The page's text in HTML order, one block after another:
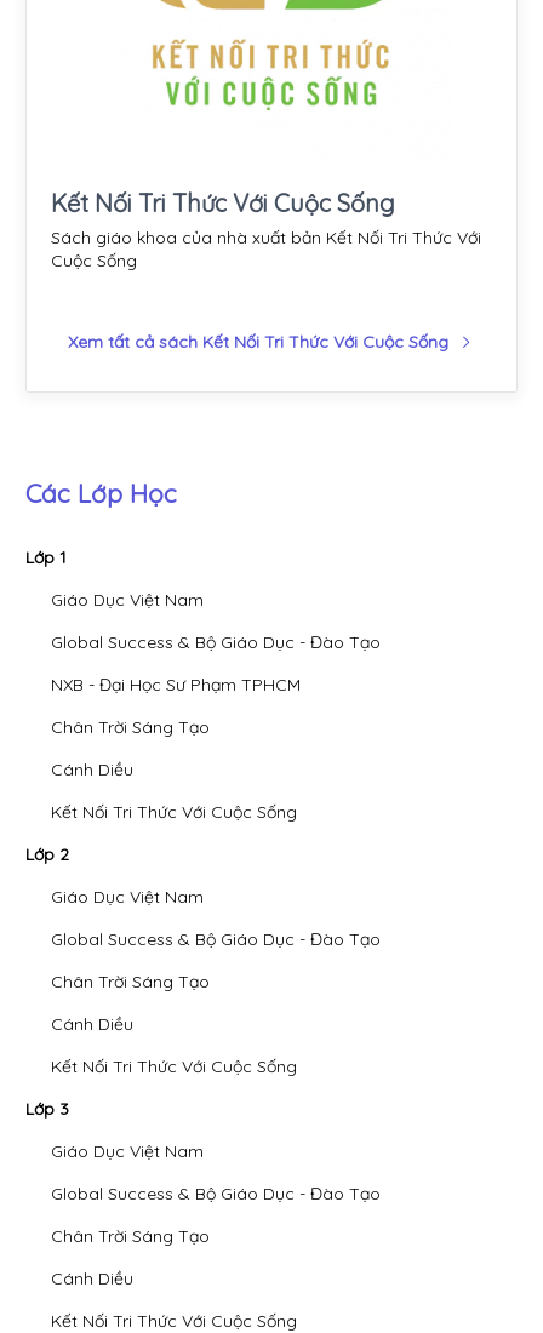
Kết Nối Tri Thức Với Cuộc Sống
Sách giáo khoa của nhà xuất bản Kết Nối Tri Thức Với
Cuộc Sống
Xem tất cả sách Kết Nối Tri Thức Với Cuộc Sống
Các Lớp Học
Lớp 1
Giáo Dục Việt Nam
Global Success & Bộ Giáo Dục - Đào Tạo
NXB - Đại Học Sư Phạm TPHCM
Chân Trời Sáng Tạo
Cánh Diều
Kết Nối Tri Thức Với Cuộc Sống
Lớp 2
Giáo Dục Việt Nam
Global Success & Bộ Giáo Dục - Đào Tạo
Chân Trời Sáng Tạo
Cánh Diều
Kết Nối Tri Thức Với Cuộc Sống
Lớp 3
Giáo Dục Việt Nam
Global Success & Bộ Giáo Dục - Đào Tạo
Chân Trời Sáng Tạo
Cánh Diều
Kết Nối Tri Thức Với Cuộc Sống